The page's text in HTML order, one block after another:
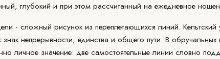
глубокий и при этом рассчитанный на ежедневное
- сложный рисунок из переплетающихся линий.
знак непрерывности, единства и общего пути. В обручальных
личное значение: две самостоятельные линии словно